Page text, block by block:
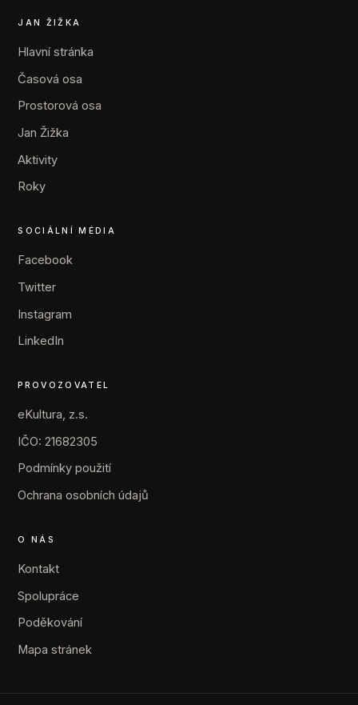
JAN ŽIŽKA
Hlavní stránka
Časová osa
Prostorová osa
Jan Žižka
Aktivity
Roky
SOCIÁLNÍ MÉDIA
Facebook
Twitter
Instagram
LinkedIn
PROVOZOVATEL
eKultura, z.s.
IČO: 21682305
Podmínky použití
Ochrana osobních údajů
O NÁS
Kontakt
Spolupráce
Poděkování
Mapa stránek